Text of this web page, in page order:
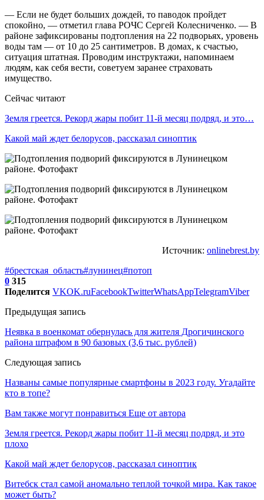
— Если не будет больших дождей, то паводок пройдет
спокойно, — отметил глава РОЧС Сергей Колесниченко. — В
районе зафиксированы подтопления на 22 подворьях, уровень
воды там — от 10 до 25 сантиметров. В домах, к счастью,
ситуация штатная. Проводим инструктажи, напоминаем
людям, как себя вести, советуем заранее страховать
имущество.
Сейчас читают
Земля греется. Рекорд жары побит 11-й месяц подряд, и это…
Какой май ждет белорусов, рассказал синоптик
Источник: onlinebrest.by
#брестская_область#лунинец#потоп
0 315
Поделится VKOK.ruFacebookTwitterWhatsAppTelegramViber
Предыдущая запись
Неявка в военкомат обернулась для жителя Дрогичинского
района штрафом в 90 базовых (3,6 тыс. рублей)
Следующая запись
Названы самые популярные смартфоны в 2023 году. Угадайте
кто в топе?
Вам также могут понравиться Еще от автора
Земля греется. Рекорд жары побит 11-й месяц подряд, и это
плохо
Какой май ждет белорусов, рассказал синоптик
Витебск стал самой аномально теплой точкой мира. Как такое
может быть?